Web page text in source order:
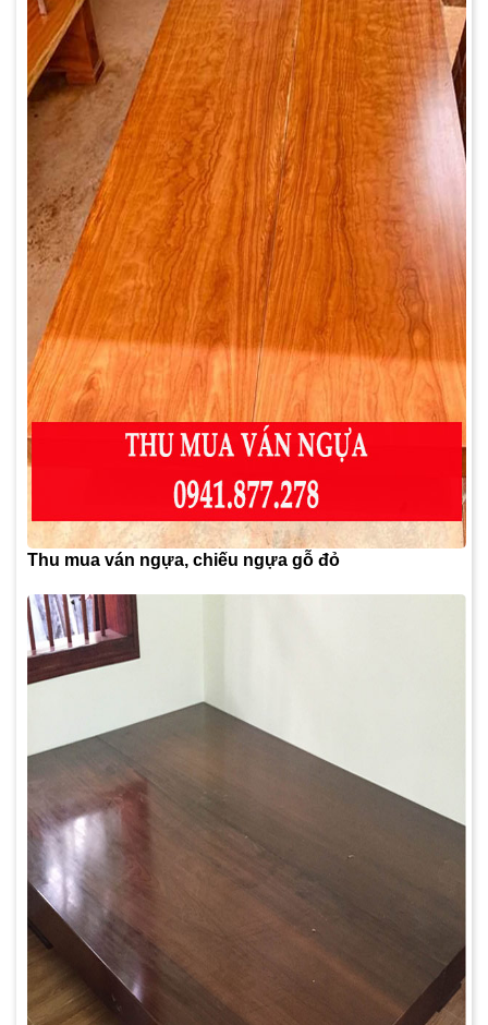
Thu mua ván ngựa, chiếu ngựa gỗ đỏ